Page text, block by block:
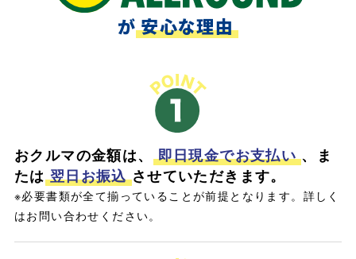
が安心な理由
おクルマの金額は、 即日現金でお支払い 、ま
たは 翌日お振込 させていただきます。
※必要書類が全て揃っていることが前提となります。詳しく
はお問い合わせください。